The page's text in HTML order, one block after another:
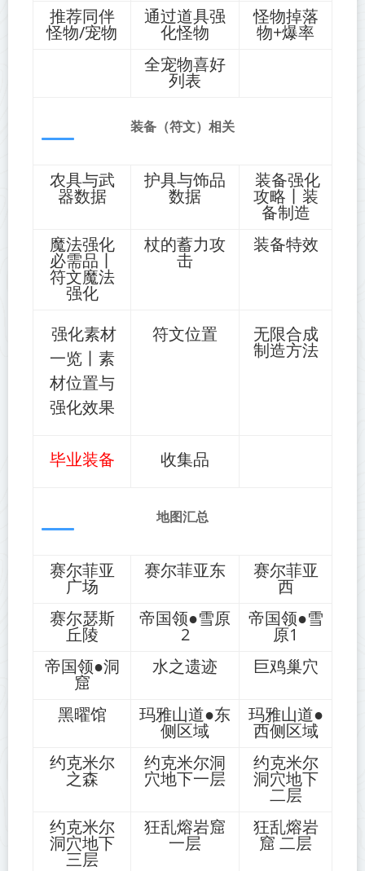
推荐同伴
怪物/宠物
通过道具强
化怪物
怪物掉落
物+爆率
全宠物喜好
列表
装备（符文）相关
农具与武
器数据
护具与饰品
数据
装备强化
攻略丨装
备制造
魔法强化
必需品丨
符文魔法
强化
杖的蓄力攻
击
装备特效
强化素材
一览丨素
材位置与
强化效果
符文位置 无限合成
制造方法
毕业装备 收集品
地图汇总
赛尔菲亚
广场
赛尔菲亚东 赛尔菲亚
西
赛尔瑟斯
丘陵
帝国领●雪原
2
帝国领●雪
原1
帝国领●洞
窟
水之遗迹 巨鸡巢穴
黑曜馆 玛雅山道●东
侧区域
玛雅山道●
西侧区域
约克米尔
之森
约克米尔洞
穴地下一层
约克米尔
洞穴地下
二层
约克米尔
洞穴地下
三层
狂乱熔岩窟
一层
狂乱熔岩
窟 二层